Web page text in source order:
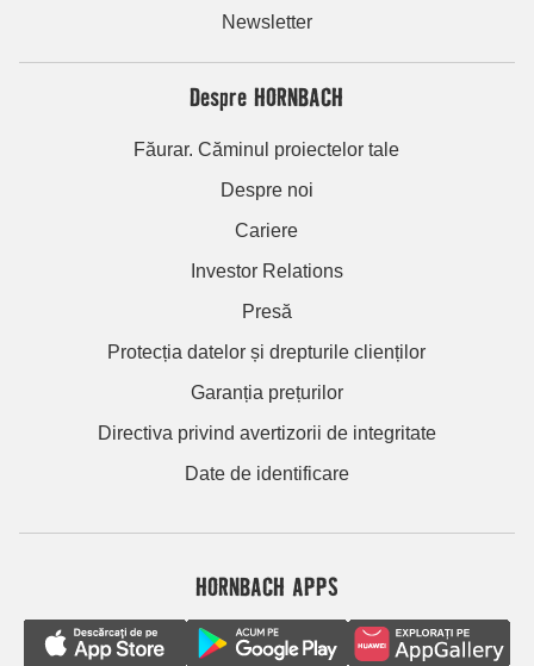
Newsletter
Despre HORNBACH
Făurar. Căminul proiectelor tale
Despre noi
Cariere
Investor Relations
Presă
Protecția datelor și drepturile clienților
Garanția prețurilor
Directiva privind avertizorii de integritate
Date de identificare
HORNBACH APPS